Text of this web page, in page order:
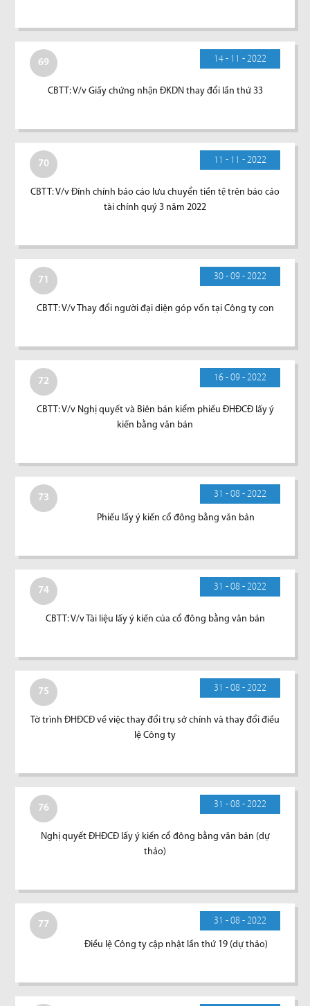
69 14 - 11 - 2022
CBTT: V/v Giấy chứng nhận ĐKDN thay đổi lần thứ 33
70 11 - 11 - 2022
CBTT: V/v Đính chính báo cáo lưu chuyển tiền tệ trên báo cáo
tài chính quý 3 năm 2022
71 30 - 09 - 2022
CBTT: V/v Thay đổi người đại diện góp vốn tại Công ty con
72 16 - 09 - 2022
CBTT: V/v Nghị quyết và Biên bản kiểm phiếu ĐHĐCĐ lấy ý
kiến bằng văn bản
73 31 - 08 - 2022
Phiếu lấy ý kiến cổ đông bằng văn bản
74 31 - 08 - 2022
CBTT: V/v Tài liệu lấy ý kiến của cổ đông bằng văn bản
75 31 - 08 - 2022
Tờ trình ĐHĐCĐ về việc thay đổi trụ sở chính và thay đổi điều
lệ Công ty
76 31 - 08 - 2022
Nghị quyết ĐHĐCĐ lấy ý kiến cổ đông bằng văn bản (dự
thảo)
77 31 - 08 - 2022
Điều lệ Công ty cập nhật lần thứ 19 (dự thảo)